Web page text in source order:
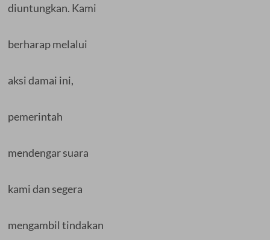
diuntungkan. Kami
berharap melalui
aksi damai ini,
pemerintah
mendengar suara
kami dan segera
mengambil tindakan